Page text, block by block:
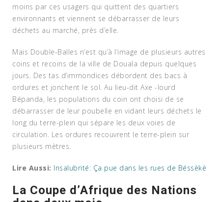
moins par ces usagers qui quittent des quartiers
environnants et viennent se débarrasser de leurs
déchets au marché, près d’elle.
Mais Double-Balles n’est qu’à l’image de plusieurs autres
coins et recoins de la ville de Douala depuis quelques
jours. Des tas d’immondices débordent des bacs à
ordures et jonchent le sol. Au lieu-dit Axe -lourd
Bépanda, les populations du coin ont choisi de se
débarrasser de leur poubelle en vidant leurs déchets le
long du terre-plein qui sépare les deux voies de
circulation. Les ordures recouvrent le terre-plein sur
plusieurs mètres.
Lire Aussi: Insalubrité: Ça pue dans les rues de Béssèkè
La Coupe d’Afrique des Nations